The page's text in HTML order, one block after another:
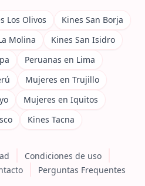
Los Olivos
Kines San Borja
Molina
Kines San Isidro
Peruanas en Lima
Mujeres en Trujillo
Mujeres en Iquitos
Kines Tacna
Condiciones de uso
Perguntas Frequentes